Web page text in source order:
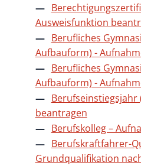
Ausweisfunktion
Berufliches
Aufbauform) -
Berufliches
Aufbauform) -
Berufseinstiegsjahr
beantragen
Berufskolleg –
Berufskraftfahrer-
Grundqualifikation